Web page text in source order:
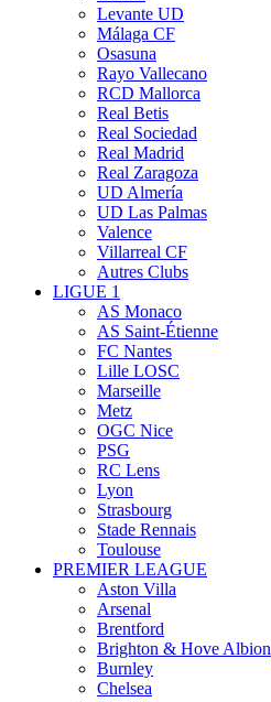
Levante UD
Málaga CF
Osasuna
Rayo Vallecano
RCD Mallorca
Real Betis
Real Sociedad
Real Madrid
Real Zaragoza
UD Almería
UD Las Palmas
Valence
Villarreal CF
Autres Clubs
LIGUE 1
AS Monaco
AS Saint-Étienne
FC Nantes
Lille LOSC
Marseille
Metz
OGC Nice
PSG
RC Lens
Lyon
Strasbourg
Stade Rennais
Toulouse
PREMIER LEAGUE
Aston Villa
Arsenal
Brentford
Brighton & Hove Albion
Burnley
Chelsea